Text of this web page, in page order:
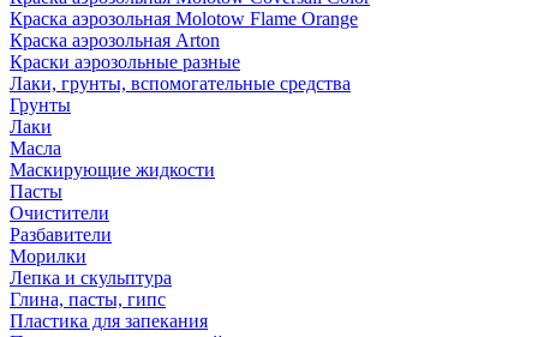
Краска аэрозольная Molotow Flame Orange
Краска аэрозольная Arton
Краски аэрозольные разные
Лаки, грунты, вспомогательные средства
Грунты
Лаки
Масла
Маскирующие жидкости
Пасты
Очистители
Разбавители
Морилки
Лепка и скульптура
Глина, пасты, гипс
Пластика для запекания